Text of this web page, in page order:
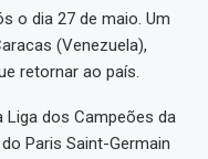
o dia 27 de maio. Um
(Venezuela),
retornar ao país.
dos Campeões da
Paris Saint-Germain